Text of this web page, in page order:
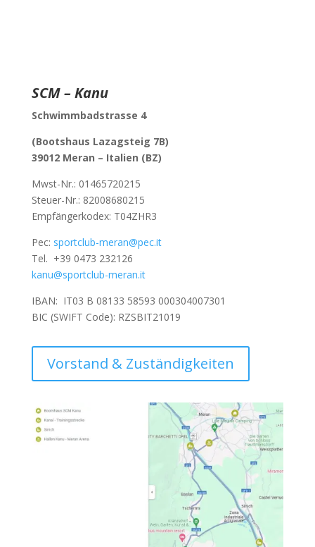
SCM – Kanu
Schwimmbadstrasse 4
(Bootshaus Lazagsteig 7B)
39012 Meran – Italien (BZ)
Mwst-Nr.: 01465720215
Steuer-Nr.: 82008680215
Empfängerkodex: T04ZHR3
Pec: sportclub-meran@pec.it
Tel. +39 0473 232126
kanu@sportclub-meran.it
IBAN: IT03 B 08133 58593 000304007301
BIC (SWIFT Code): RZSBIT21019
Vorstand & Zuständigkeiten